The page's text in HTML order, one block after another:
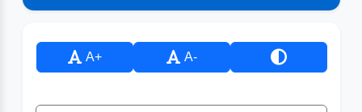
A+ A-